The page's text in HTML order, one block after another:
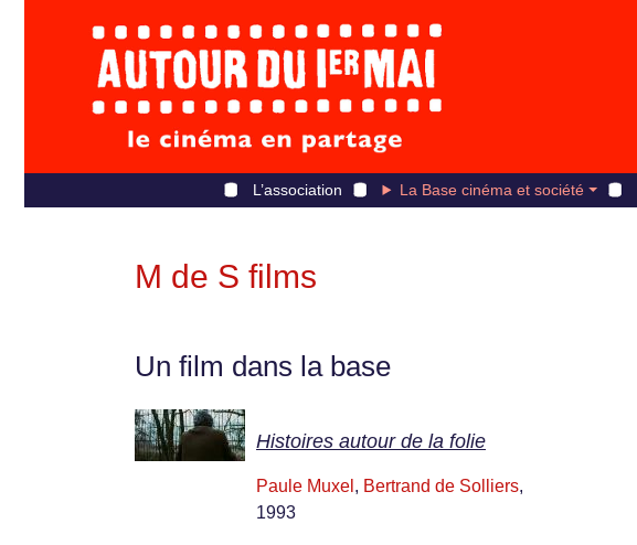
L’association La Base cinéma et société
M de S films
Un film dans la base
Histoires autour de la folie
Paule Muxel , Bertrand de Solliers,
1993